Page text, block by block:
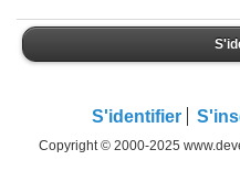
S'identifier
Copyright © 2000-2025